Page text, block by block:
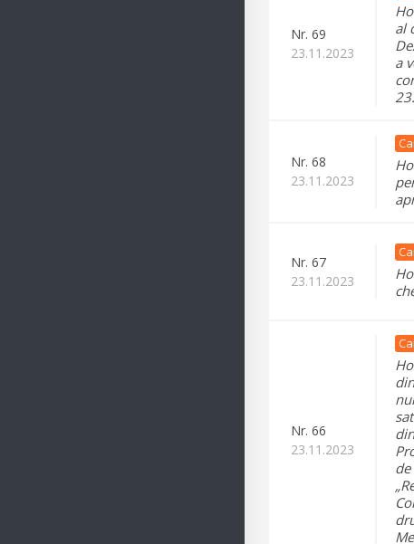
Nr. 69
23.11.2023
al
a
Nr. 68
23.11.2023
Nr. 67
23.11.2023
Nr. 66
23.11.2023